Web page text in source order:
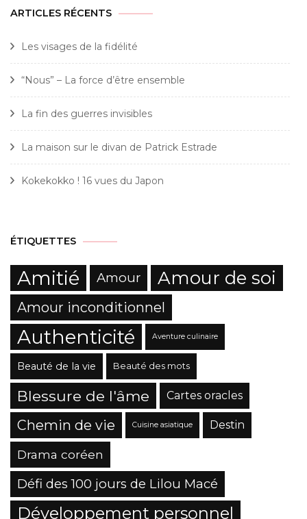
ARTICLES RÉCENTS
Les visages de la fidélité
“Nous” – La force d’être ensemble
La fin des guerres invisibles
La maison sur le divan de Patrick Estrade
Kokekokko ! 16 vues du Japon
ÉTIQUETTES
Amitié Amour Amour de soi
Amour inconditionnel
Authenticité Aventure culinaire
Beauté de la vie Beauté des mots
Blessure de l'âme Cartes oracles
Chemin de vie Cuisine asiatique Destin
Drama coréen
Défi des 100 jours de Lilou Macé
Développement personnel